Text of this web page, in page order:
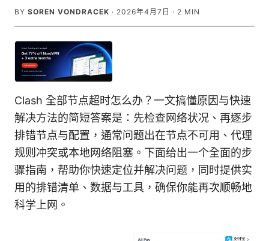
BY SOREN VONDRACEK · 2026年4月7日 · 2 MIN
Clash 全部节点超时怎么办？一文搞懂原因与快速
解决方法的简短答案是：先检查网络状况、再逐步
排错节点与配置，通常问题出在节点不可用、代理
规则冲突或本地网络阻塞。下面给出一个全面的步
骤指南，帮助你快速定位并解决问题，同时提供实
用的排错清单、数据与工具，确保你能再次顺畅地
科学上网。